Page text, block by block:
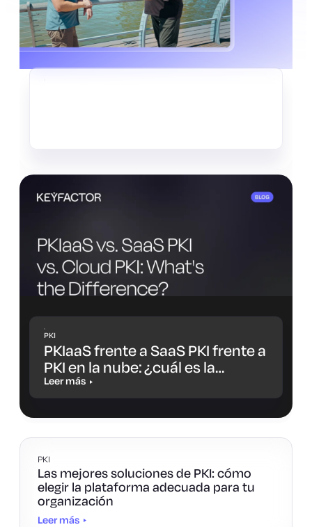
PKI
PKIaaS frente a SaaS PKI frente a
PKI en la nube: ¿cuál es la
diferencia y cuál es la opción
más adecuada para ti?
Leer más
PKI
Las mejores soluciones de PKI: cómo
elegir la plataforma adecuada para tu
organización
Leer más